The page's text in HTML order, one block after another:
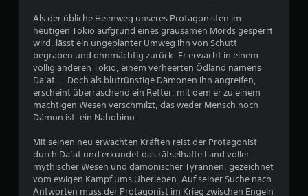
:
4
.
7
4
v
o
Als der übliche Heimweg unseres Protagonisten im
heutigen Tokio aufgrund eines grausamen Mords gesperrt
wird, lässt ein ungeplanter Umweg ihn von Schutt
begraben und ohnmächtig zurück. Er erwacht in einem
völlig anderen Tokio, einem verheerten Ödland namens
Da’at ... Doch als blutrünstige Dämonen ihn angreifen,
erscheint überraschend ein Retter, mit dem er zu einem
mächtigen Wesen verschmilzt, das weder Mensch noch
Dämon ist: ein Nahobino.
Mit seinen neu erwachten Kräften reist der Protagonist
durch Da’at und erkundet das rätselhafte Land voller
mythischer Wesen und dämonischer Tyrannen, gezeichnet
vom ewigen Kampf ums Überleben. Auf seiner Suche nach
Antworten muss der Protagonist im Krieg zwischen Engeln